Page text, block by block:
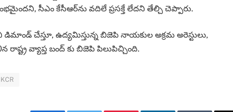
సీఎం కేసీఆర్‌ను వదిలే ప్రసక్తే లేదని తేల్చి చెప్పారు.
చేస్తూ, ఉద్యమిస్తున్న బిజెపి నాయకుల అక్రమ అరెస్టులు,
వ్యాప్త బంద్ కు బిజెపి పిలుపిచ్చింది.
KCR